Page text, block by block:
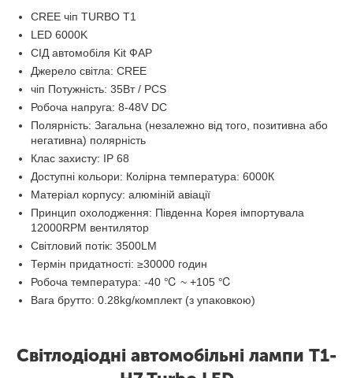
CREE чіп TURBO T1
LED 6000K
СІД автомобіля Kit ФАР
Джерело світла: CREE
чіп Потужність: 35Вт / PCS
Робоча напруга: 8-48V DC
Полярність: Загальна (незалежно від того, позитивна або
негативна) полярність
Клас захисту: IP 68
Доступні кольори: Колірна температура: 6000К
Матеріал корпусу: алюміній авіації
Принцип охолодження: Південна Корея імпортувала
12000RPM вентилятор
Світловий потік: 3500LM
Термін придатності: ≥30000 годин
Робоча температура: -40 ℃ ~ +105 ℃
Вага брутто: 0.28kg/комплект (з упаковкою)
Світлодіодні автомобільні лампи T1-